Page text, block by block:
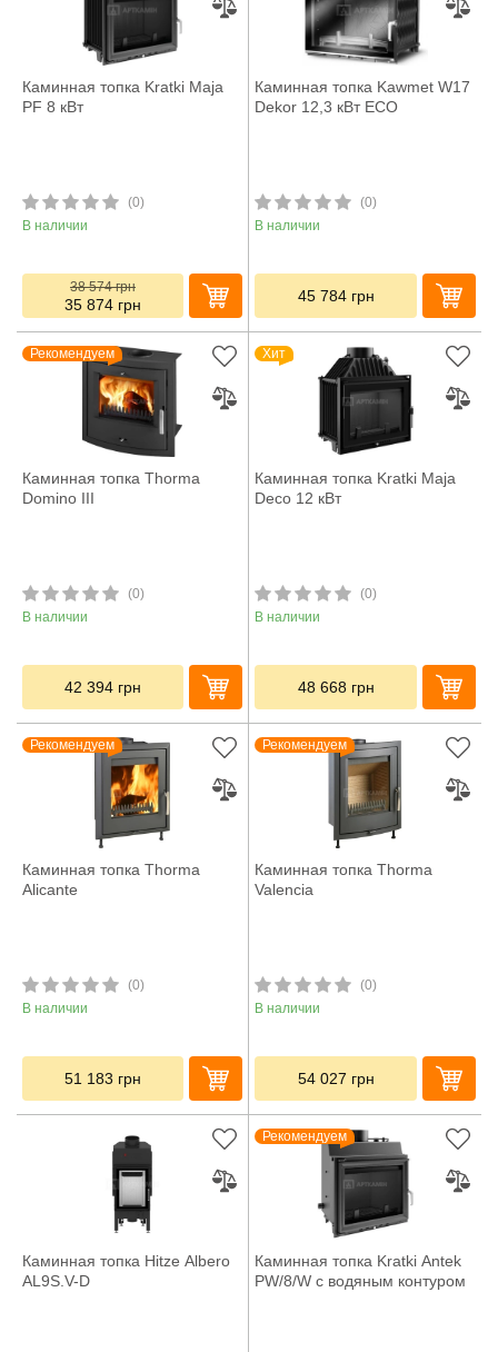
Каминная топка Kratki Maja
PF 8 кВт
(0)
В наличии
38 574грн
35 874 грн
Каминная топка Kawmet W17
Dekor 12,3 кВт ECO
(0)
В наличии
45 784 грн
Рекомендуем
Каминная топка Thorma
Domino III
(0)
В наличии
42 394 грн
Хит
Каминная топка Kratki Maja
Deco 12 кВт
(0)
В наличии
48 668 грн
Рекомендуем
Каминная топка Thorma
Alicante
(0)
В наличии
51 183 грн
Рекомендуем
Каминная топка Thorma
Valencia
(0)
В наличии
54 027 грн
Каминная топка Hitze Albero
AL9S.V-D
Рекомендуем
Каминная топка Kratki Antek
PW/8/W с водяным контуром